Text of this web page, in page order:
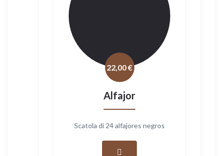
22,00€
Alfajor
Scatola di 24 alfajores negros